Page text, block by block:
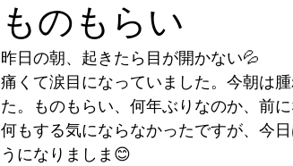
ものもらい
昨日の朝、起きたら目が開かない💦
痛くて涙目になっていました。今朝は
た。ものもらい、何年ぶりなのか、前
何もする気にならなかったですが、今
うになりましま😊